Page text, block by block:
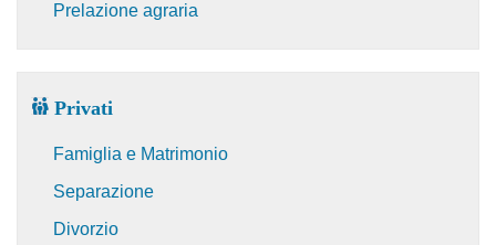
Prelazione agraria
Privati
Famiglia e Matrimonio
Separazione
Divorzio